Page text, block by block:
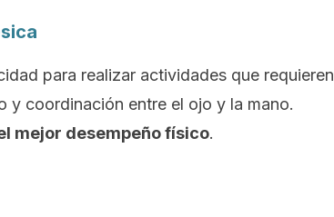
para realizar actividades que requieren
y coordinación entre el ojo y la mano.
mejor desempeño físico.